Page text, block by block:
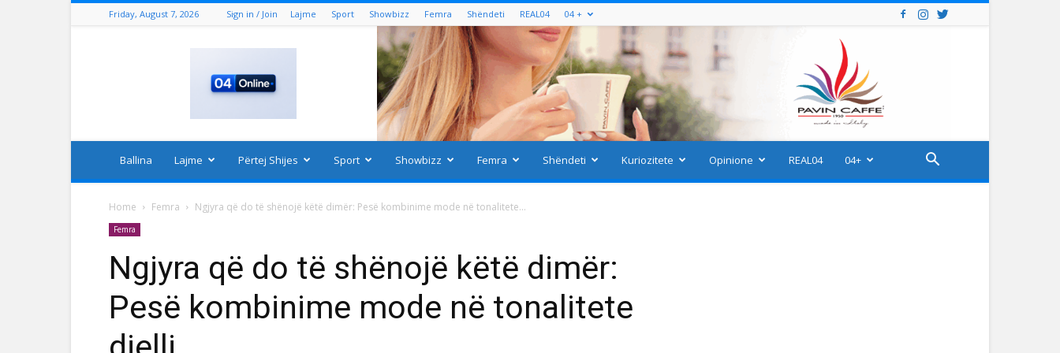
Friday, August 7, 2026 Sign in / Join Lajme Sport Showbizz Femra Shëndeti REAL04 04 +
Ballina Lajme Përtej Shijes Sport Showbizz Femra Shëndeti Kuriozitete Opinione REAL04 04+
Home Femra Ngjyra që do të shënojë këtë dimër: Pesë kombinime mode në tonalitete...
Femra
Ngjyra që do të shënojë këtë dimër:
Pesë kombinime mode në tonalitete